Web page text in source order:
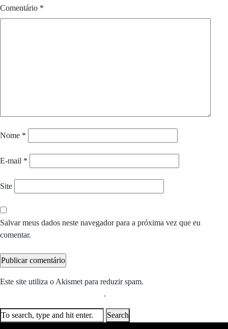
Comentário *
Nome *
E-mail *
Site
Salvar meus dados neste navegador para a próxima vez que eu
comentar.
Este site utiliza o Akismet para reduzir spam.
.
Search